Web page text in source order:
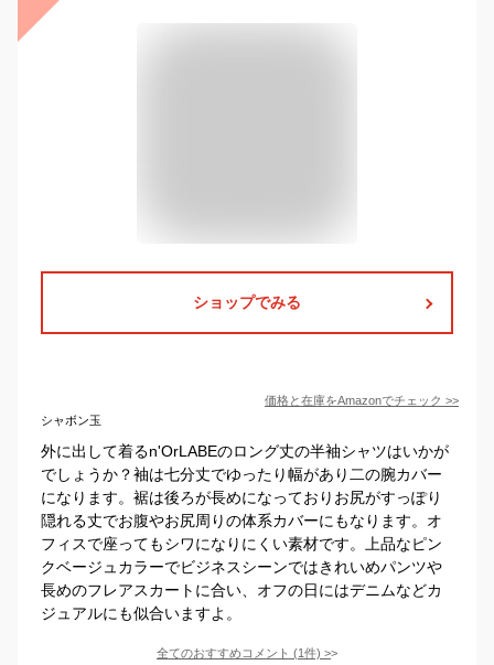
ショップでみる
価格と在庫をAmazonでチェック >>
シャボン玉
外に出して着るn'OrLABEのロング丈の半袖シャツはいかが
でしょうか？袖は七分丈でゆったり幅があり二の腕カバー
になります。裾は後ろが長めになっておりお尻がすっぽり
隠れる丈でお腹やお尻周りの体系カバーにもなります。オ
フィスで座ってもシワになりにくい素材です。上品なピン
クベージュカラーでビジネスシーンではきれいめパンツや
長めのフレアスカートに合い、オフの日にはデニムなどカ
ジュアルにも似合いますよ。
全てのおすすめコメント (1件) >